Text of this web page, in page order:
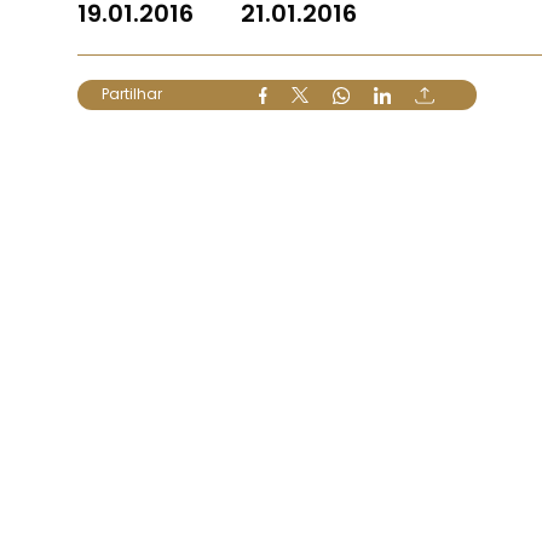
19.01.2016 21.01.2016
Partilhar